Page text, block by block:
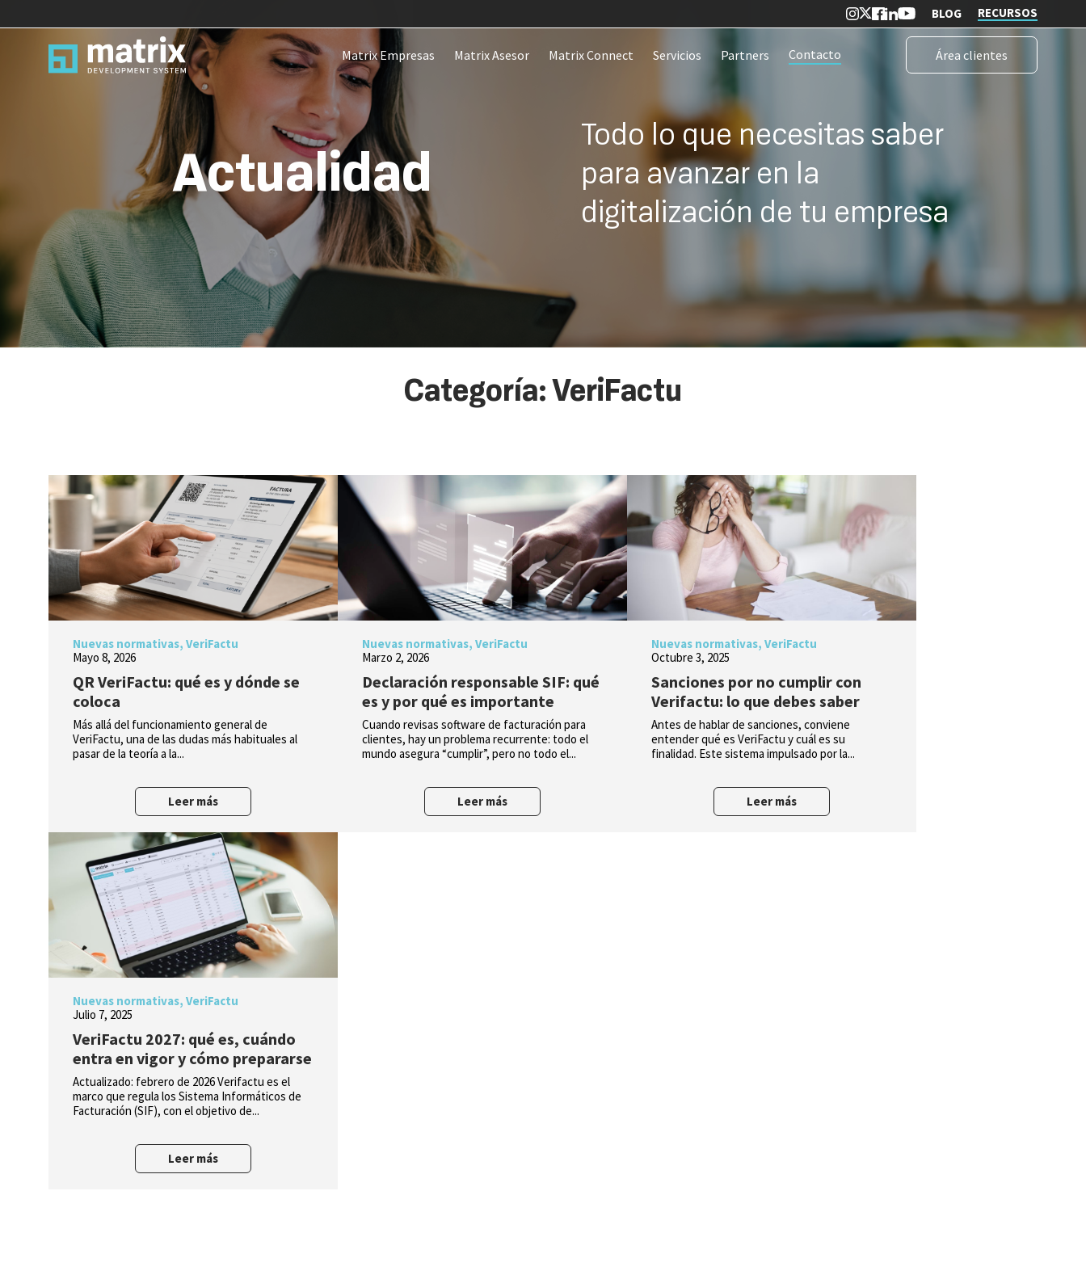
BLOG RECURSOS
Matrix Empresas Matrix Asesor Matrix Connect Servicios Partners Contacto Área clientes
Actualidad
Todo lo que necesitas saber
para avanzar en la
digitalización de tu empresa
Categoría: VeriFactu
Nuevas normativas, VeriFactu
Mayo 8, 2026
QR VeriFactu: qué es y dónde se
coloca
Más allá del funcionamiento general de
VeriFactu, una de las dudas más habituales al
pasar de la teoría a la...
Leer más
Nuevas normativas, VeriFactu
Marzo 2, 2026
Declaración responsable SIF: qué
es y por qué es importante
Cuando revisas software de facturación para
clientes, hay un problema recurrente: todo el
mundo asegura “cumplir”, pero no todo el...
Leer más
Nuevas normativas, VeriFactu
Octubre 3, 2025
Sanciones por no cumplir con
Verifactu: lo que debes saber
Antes de hablar de sanciones, conviene
entender qué es VeriFactu y cuál es su
finalidad. Este sistema impulsado por la...
Leer más
Nuevas normativas, VeriFactu
Julio 7, 2025
VeriFactu 2027: qué es, cuándo
entra en vigor y cómo prepararse
Actualizado: febrero de 2026 Verifactu es el
marco que regula los Sistema Informáticos de
Facturación (SIF), con el objetivo de...
Leer más